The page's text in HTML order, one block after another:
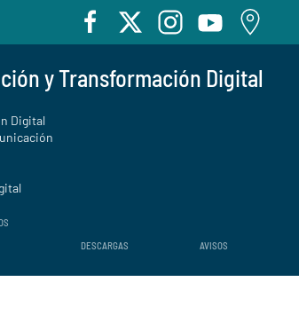
y Transformación Digital
Digital
DESCARGAS AVISOS